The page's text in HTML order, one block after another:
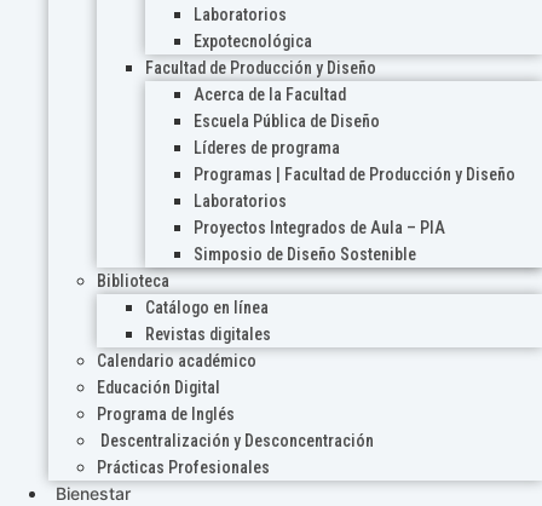
Laboratorios
Expotecnológica
Facultad de Producción y Diseño
Acerca de la Facultad
Escuela Pública de Diseño
Líderes de programa
Programas | Facultad de Producción y Diseño
Laboratorios
Proyectos Integrados de Aula – PIA
Simposio de Diseño Sostenible
Biblioteca
Catálogo en línea
Revistas digitales
Calendario académico
Educación Digital
Programa de Inglés
Descentralización y Desconcentración
Prácticas Profesionales
Bienestar